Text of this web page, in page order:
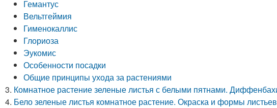
Гемантус
Вельтгеймия
Гименокаллис
Глориоза
Эукомис
Особенности посадки
Общие принципы ухода за растениями
Комнатное растение зеленые листья с белыми пятнами.
Бело зеленые листья комнатное растение. Окраска и формы